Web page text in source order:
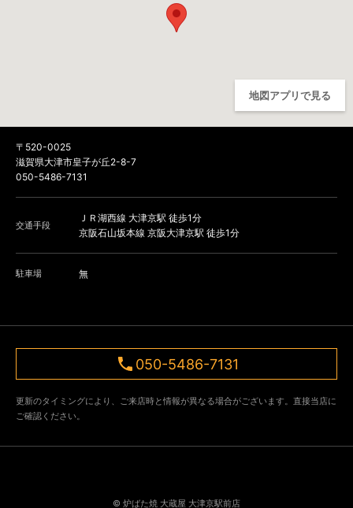
地図アプリで見る
〒520-0025
滋賀県大津市皇子が丘2-8-7
050-5486-7131
交通手段
ＪＲ湖西線 大津京駅 徒歩1分
京阪石山坂本線 京阪大津京駅 徒歩1分
駐車場 無
050-5486-7131
更新のタイミングにより、ご来店時と情報が異なる場合がございます。直接当店に
ご確認ください。
© 炉ばた焼 大蔵屋 大津京駅前店